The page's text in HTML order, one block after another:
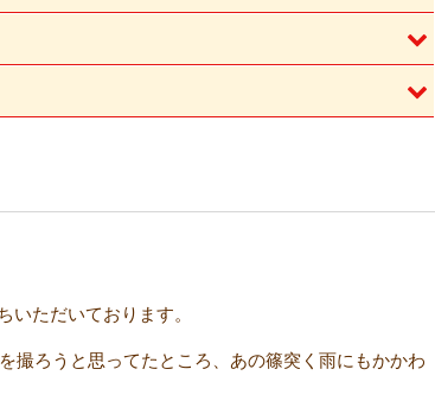
ただいております。
撮ろうと思ってたところ、あの篠突く雨にもかかわ